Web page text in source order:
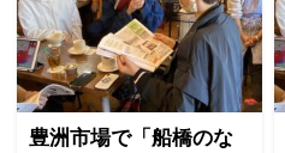
豊洲市場で「船橋のな